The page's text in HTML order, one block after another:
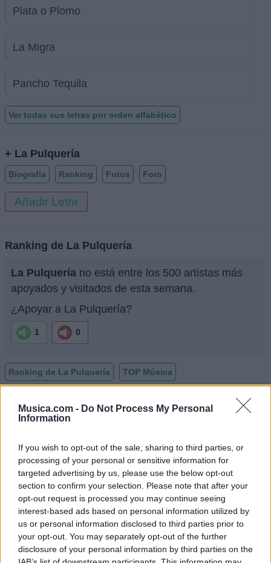
Musica.com - Do Not Process My Personal
Information
If you wish to opt-out of the sale, sharing to third parties, or
processing of your personal or sensitive information for
targeted advertising by us, please use the below opt-out
section to confirm your selection. Please note that after your
opt-out request is processed you may continue seeing
interest-based ads based on personal information utilized by
us or personal information disclosed to third parties prior to
your opt-out. You may separately opt-out of the further
disclosure of your personal information by third parties on the
Plata o Plomo
La Migra
Pancho Tequila
Ver todas sus letras por orden alfabético
+ La Pulquería
Biografía Ranking Fotos Foro
Añadir Letra
Ranking de La Pulquería
La Pulquería no está entre los 500 artistas más
apoyados y visitados de esta semana.
¿Apoyar a La Pulquería?
1 0
Ranking de La Pulquería TOP Música